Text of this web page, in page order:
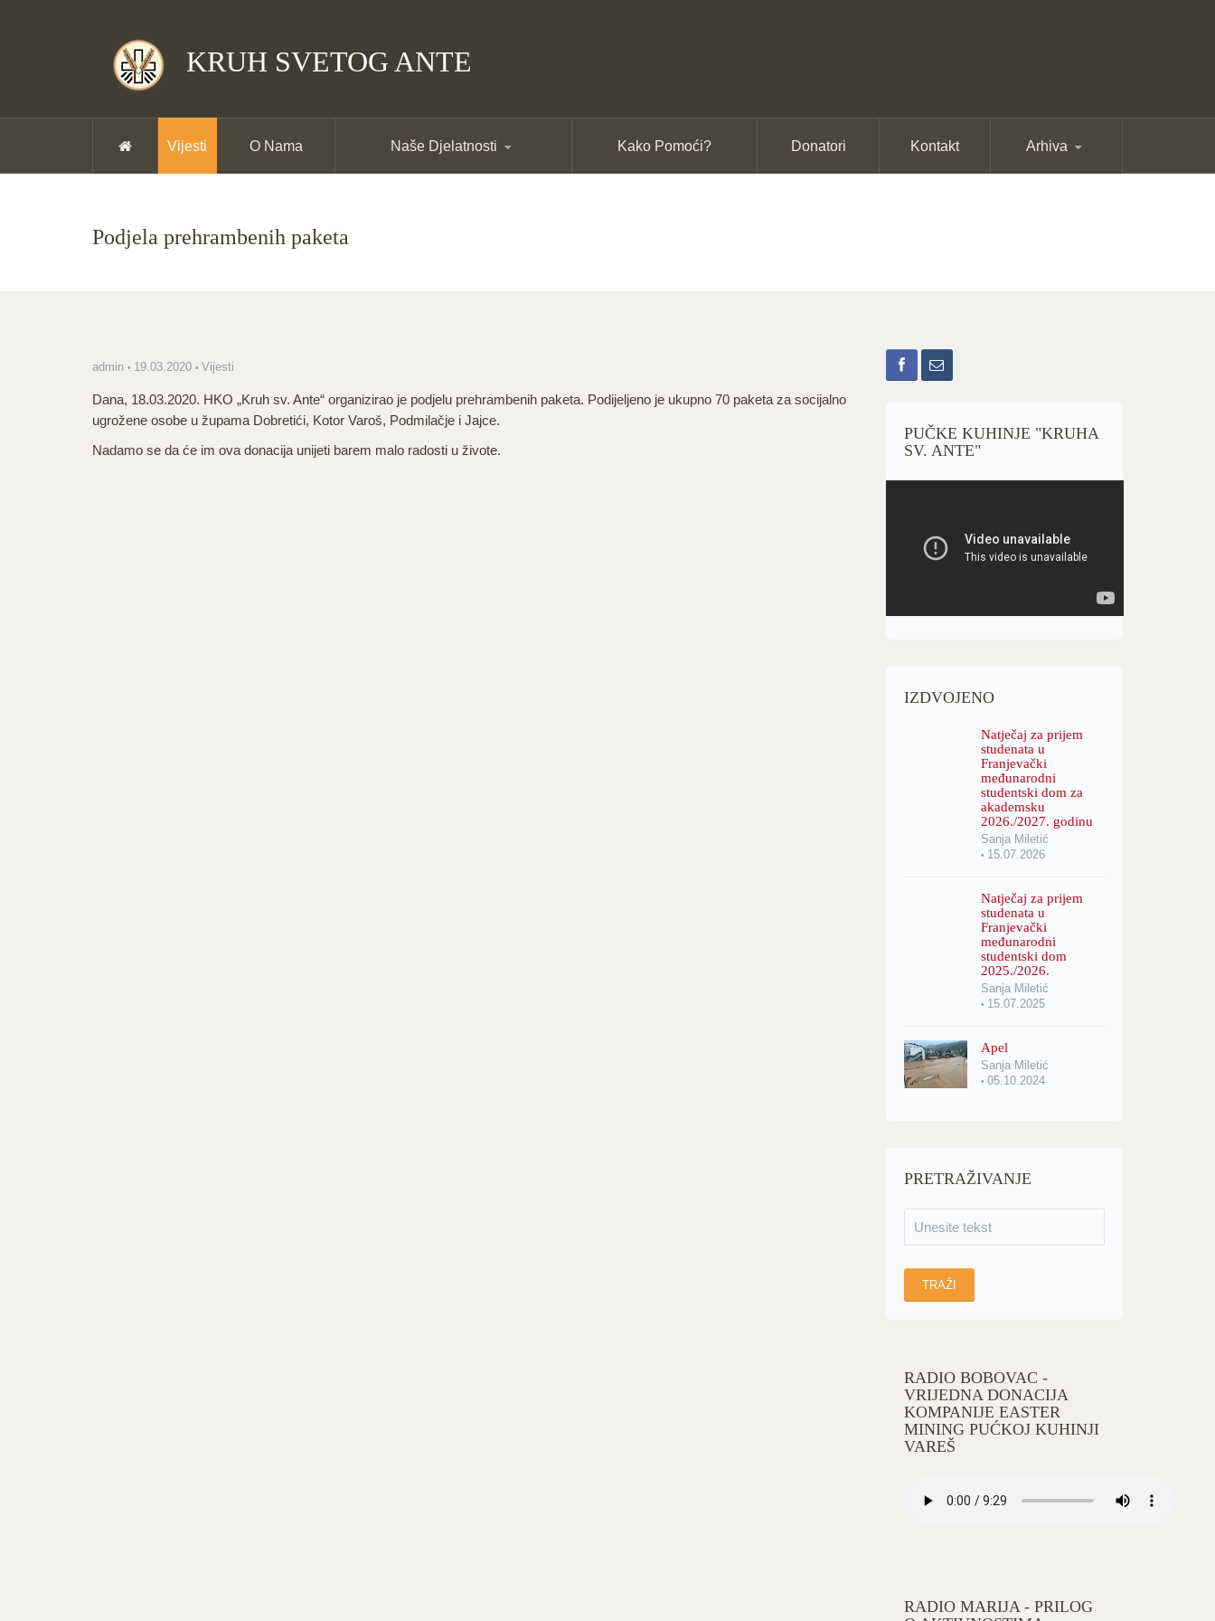
KRUH SVETOG ANTE
Vijesti O Nama Naše Djelatnosti Kako Pomoći? Donatori Kontakt Arhiva
Podjela prehrambenih paketa
admin 19.03.2020 Vijesti
Dana, 18.03.2020. HKO „Kruh sv. Ante“ organizirao je podjelu prehrambenih paketa. Podijeljeno je ukupno 70 paketa za socijalno
ugrožene osobe u župama Dobretići, Kotor Varoš, Podmilačje i Jajce.
Nadamo se da će im ova donacija unijeti barem malo radosti u živote.
PUČKE KUHINJE "KRUHA
SV. ANTE"
IZDVOJENO
Natječaj za prijem
studenata u
Franjevački
međunarodni
studentski dom za
akademsku
2026./2027. godinu
Sanja Miletić
15.07.2026
Natječaj za prijem
studenata u
Franjevački
međunarodni
studentski dom
2025./2026.
Sanja Miletić
15.07.2025
Apel
Sanja Miletić
05.10.2024
PRETRAŽIVANJE
RADIO BOBOVAC -
VRIJEDNA DONACIJA
KOMPANIJE EASTER
MINING PUĆKOJ KUHINJI
VAREŠ
RADIO MARIJA - PRILOG